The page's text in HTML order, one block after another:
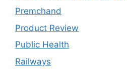
Premchand
Product Review
Public Health
Railways